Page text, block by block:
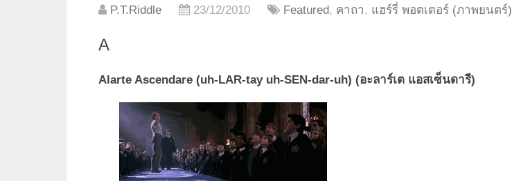
P.T.Riddle 23/12/2010 Featured, คาถา, แฮร์รี่ พอตเตอร์ (ภาพยนตร์)
A
Alarte Ascendare (uh-LAR-tay uh-SEN-dar-uh) (อะลาร์เต แอสเซ็นดารี)